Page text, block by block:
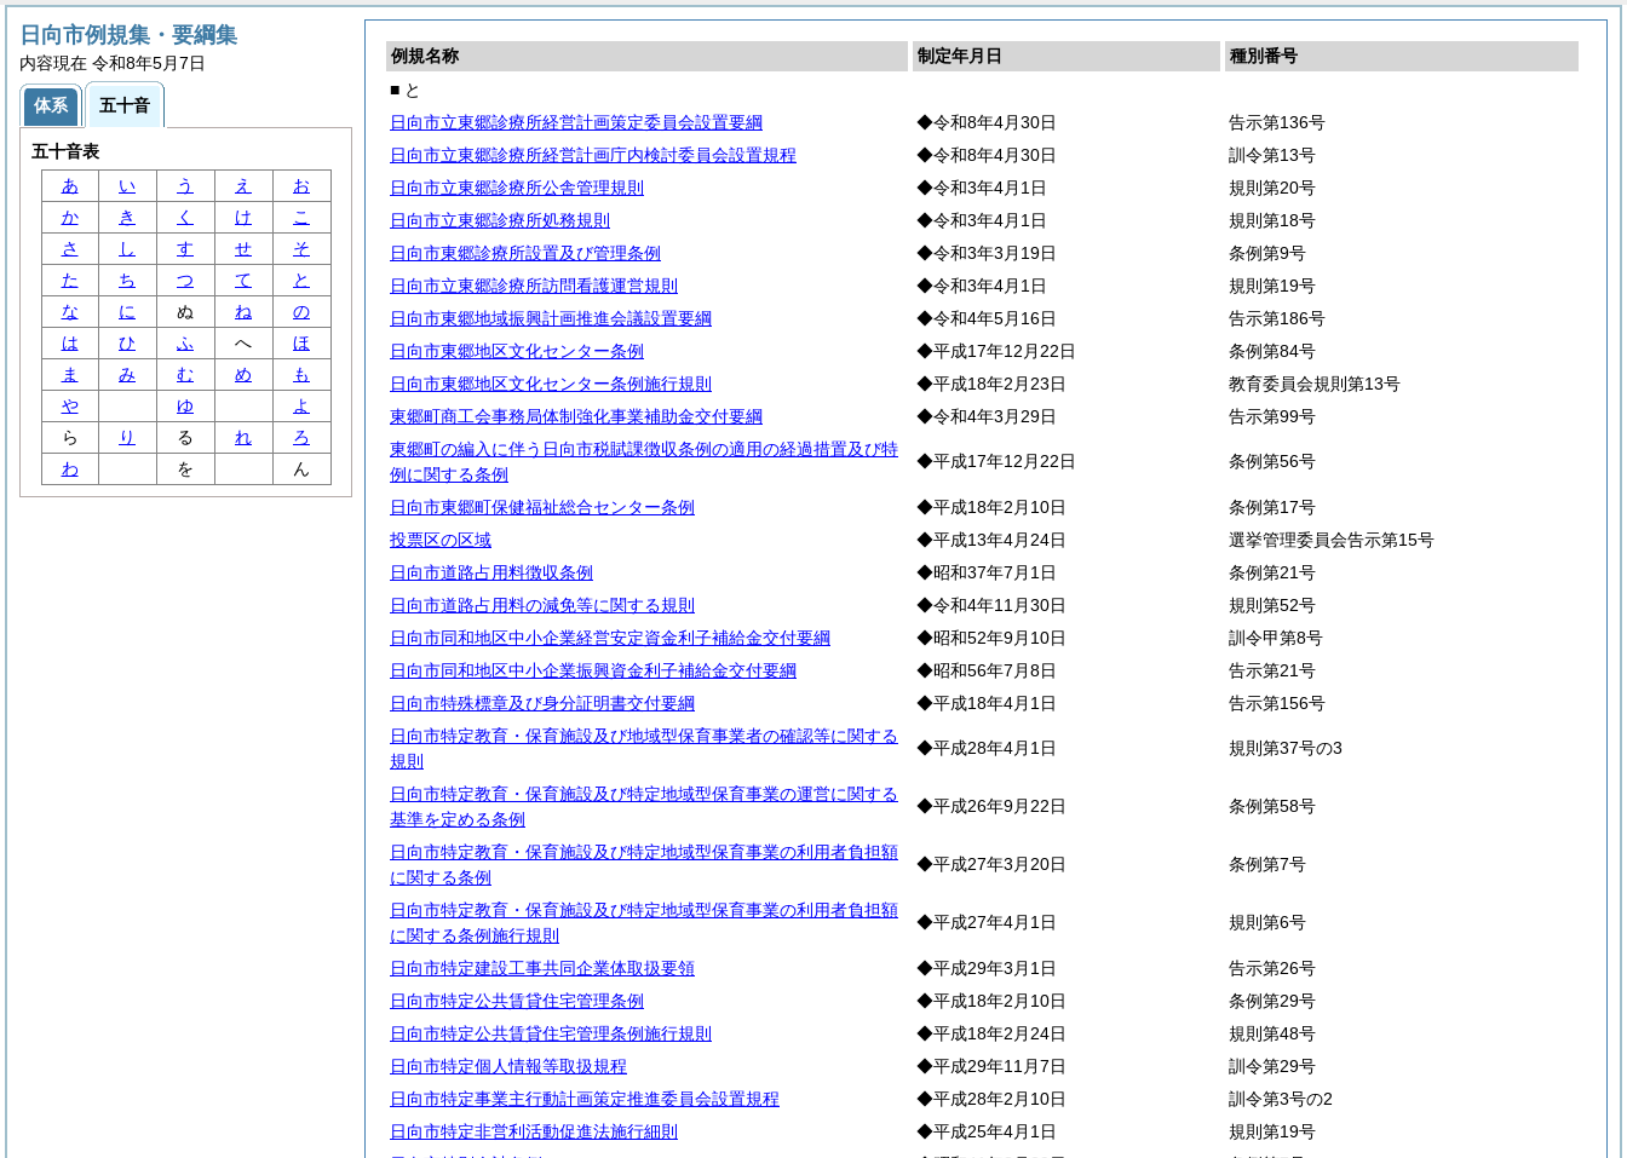
例規名称 制定年月日
種別番号
■ と
日向市立東郷診療所経営計画策定委員会設置要綱
◆令和8年4月30日
告示第136号
日向市立東郷診療所経営計画庁内検討委員会設置規程
◆令和8年4月30日
訓令第13号
日向市立東郷診療所公舎管理規則
◆令和3年4月1日
規則第20号
日向市立東郷診療所処務規則
◆令和3年4月1日
規則第18号
日向市東郷診療所設置及び管理条例
◆令和3年3月19日
条例第9号
日向市立東郷診療所訪問看護運営規則
◆令和3年4月1日
規則第19号
日向市東郷地域振興計画推進会議設置要綱
◆令和4年5月16日
告示第186号
日向市東郷地区文化センター条例
◆平成17年12月22日
条例第84号
日向市東郷地区文化センター条例施行規則
◆平成18年2月23日
教育委員会規則第13号
東郷町商工会事務局体制強化事業補助金交付要綱
◆令和4年3月29日
告示第99号
東郷町の編入に伴う日向市税賦課徴収条例の適用の経過措置及び特
例に関する条例
◆平成17年12月22日 条例第56号
日向市東郷町保健福祉総合センター条例 ◆平成18年2月10日
条例第17号
投票区の区域
◆平成13年4月24日
選挙管理委員会告示第15号
日向市道路占用料徴収条例
◆昭和37年7月1日
条例第21号
日向市道路占用料の減免等に関する規則
◆令和4年11月30日
規則第52号
日向市同和地区中小企業経営安定資金利子補給金交付要綱
◆昭和52年9月10日
訓令甲第8号
日向市同和地区中小企業振興資金利子補給金交付要綱
◆昭和56年7月8日
告示第21号
日向市特殊標章及び身分証明書交付要綱
◆平成18年4月1日
告示第156号
日向市特定教育・保育施設及び地域型保育事業者の確認等に関する
規則
◆平成28年4月1日 規則第37号の3
日向市特定教育・保育施設及び特定地域型保育事業の運営に関する
基準を定める条例
◆平成26年9月22日 条例第58号
日向市特定教育・保育施設及び特定地域型保育事業の利用者負担額
に関する条例
◆平成27年3月20日 条例第7号
日向市特定教育・保育施設及び特定地域型保育事業の利用者負担額
に関する条例施行規則
◆平成27年4月1日 規則第6号
日向市特定建設工事共同企業体取扱要領 ◆平成29年3月1日
告示第26号
日向市特定公共賃貸住宅管理条例
◆平成18年2月10日
条例第29号
日向市特定公共賃貸住宅管理条例施行規則
◆平成18年2月24日
規則第48号
日向市特定個人情報等取扱規程
◆平成29年11月7日
訓令第29号
日向市特定事業主行動計画策定推進委員会設置規程
◆平成28年2月10日
訓令第3号の2
日向市特定非営利活動促進法施行細則
◆平成25年4月1日
規則第19号
日向市例規集・要綱集
内容現在 令和8年5月7日
体系 五十音
五十音表
あ
い う え
お
か
き く け
こ
さ
し す せ
そ
た
ち つ て
と
な
に ぬ ね
の
は
ひ ふ へ
ほ
ま
み む め
も
や
ゆ
よ
ら
り る れ
ろ
わ
を ん